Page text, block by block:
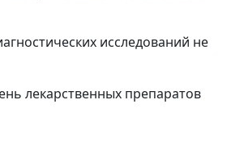
исследований не
лекарственных препаратов